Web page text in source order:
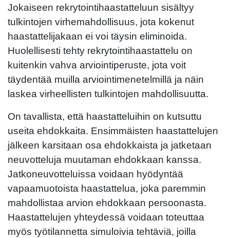
Jokaiseen rekrytointihaastatteluun sisältyy
tulkintojen virhemahdollisuus, jota kokenut
haastattelijakaan ei voi täysin eliminoida.
Huolellisesti tehty rekrytointihaastattelu on
kuitenkin vahva arviointiperuste, jota voit
täydentää muilla arviointimenetelmillä ja näin
laskea virheellisten tulkintojen mahdollisuutta.
On tavallista, että haastatteluihin on kutsuttu
useita ehdokkaita. Ensimmäisten haastattelujen
jälkeen karsitaan osa ehdokkaista ja jatketaan
neuvotteluja muutaman ehdokkaan kanssa.
Jatkoneuvotteluissa voidaan hyödyntää
vapaamuotoista haastattelua, joka paremmin
mahdollistaa arvion ehdokkaan persoonasta.
Haastattelujen yhteydessä voidaan toteuttaa
myös työtilannetta simuloivia tehtäviä, joilla